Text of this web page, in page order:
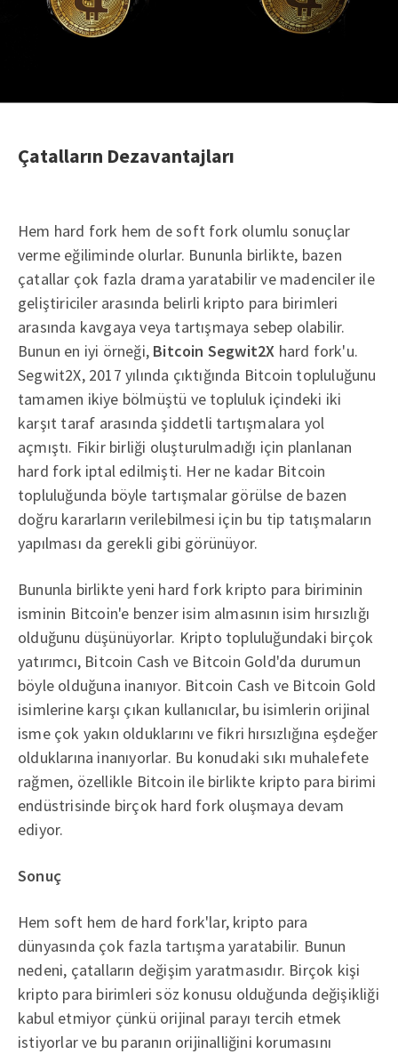
Çatalların Dezavantajları
Hem hard fork hem de soft fork olumlu sonuçlar
verme eğiliminde olurlar. Bununla birlikte, bazen
çatallar çok fazla drama yaratabilir ve madenciler ile
geliştiriciler arasında belirli kripto para birimleri
arasında kavgaya veya tartışmaya sebep olabilir.
Bunun en iyi örneği, Bitcoin Segwit2X hard fork'u.
Segwit2X, 2017 yılında çıktığında Bitcoin topluluğunu
tamamen ikiye bölmüştü ve topluluk içindeki iki
karşıt taraf arasında şiddetli tartışmalara yol
açmıştı. Fikir birliği oluşturulmadığı için planlanan
hard fork iptal edilmişti. Her ne kadar Bitcoin
topluluğunda böyle tartışmalar görülse de bazen
doğru kararların verilebilmesi için bu tip tatışmaların
yapılması da gerekli gibi görünüyor.
Bununla birlikte yeni hard fork kripto para biriminin
isminin Bitcoin'e benzer isim almasının isim hırsızlığı
olduğunu düşünüyorlar. Kripto topluluğundaki birçok
yatırımcı, Bitcoin Cash ve Bitcoin Gold'da durumun
böyle olduğuna inanıyor. Bitcoin Cash ve Bitcoin Gold
isimlerine karşı çıkan kullanıcılar, bu isimlerin orijinal
isme çok yakın olduklarını ve fikri hırsızlığına eşdeğer
olduklarına inanıyorlar. Bu konudaki sıkı muhalefete
rağmen, özellikle Bitcoin ile birlikte kripto para birimi
endüstrisinde birçok hard fork oluşmaya devam
ediyor.
Sonuç
Hem soft hem de hard fork'lar, kripto para
dünyasında çok fazla tartışma yaratabilir. Bunun
nedeni, çatalların değişim yaratmasıdır. Birçok kişi
kripto para birimleri söz konusu olduğunda değişikliği
kabul etmiyor çünkü orijinal parayı tercih etmek
istiyorlar ve bu paranın orijinalliğini korumasını